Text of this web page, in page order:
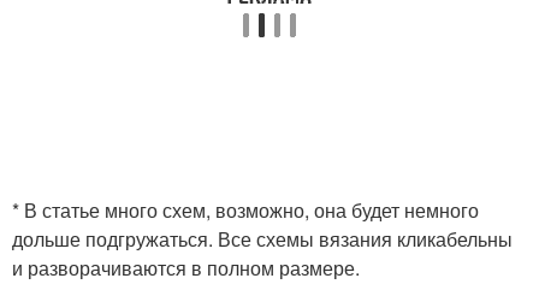
* В статье много схем, возможно, она будет немного
дольше подгружаться. Все схемы вязания кликабельны
и разворачиваются в полном размере.